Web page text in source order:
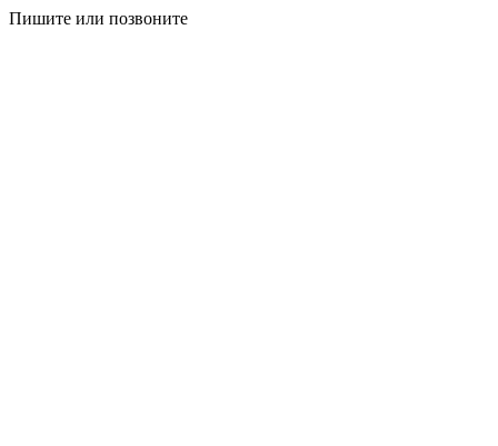
Пишите или позвоните